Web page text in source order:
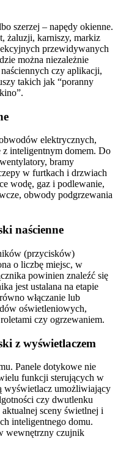
szerzej – napędy okienne.
żaluzji, karniszy, markiz
przewidywanych
można niezależnie
czy aplikacji,
takich jak “poranny
elektrycznych,
inteligentnym domem. Do
bramy
w furtkach i drzwiach
wodę, gaz i podlewanie,
obwody podgrzewania
naścienne
(przycisków)
o liczbę miejsc, w
powinien znaleźć się
jest ustalana na etapie
włączanie lub
oświetleniowych,
czy ogrzewaniem.
z wyświetlaczem
Panele dotykowe nie
funkcji sterujących w
wyświetlacz umożliwiający
czy dwutlenku
sceny świetlnej i
inteligentnego domu.
wewnętrzny czujnik